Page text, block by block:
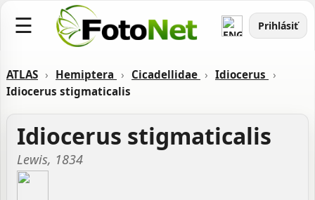
☰ Prihlásiť
ATLAS › Hemiptera › Cicadellidae › Idiocerus ›
Idiocerus stigmaticalis
Idiocerus stigmaticalis
Lewis, 1834